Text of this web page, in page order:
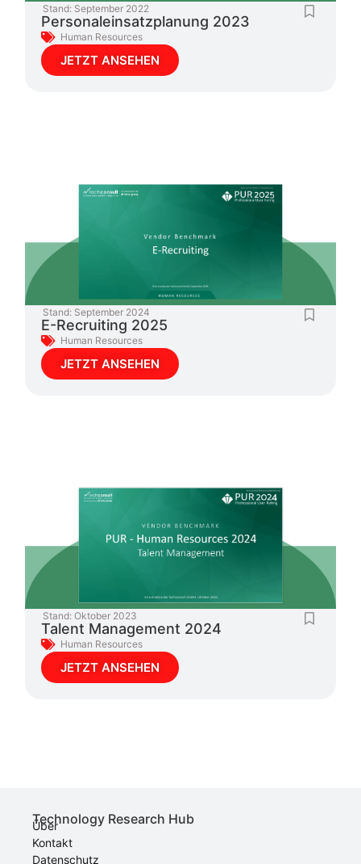
Stand: September 2022
Personaleinsatzplanung 2023
Human Resources
JETZT ANSEHEN
Stand: September 2024
E-Recruiting 2025
Human Resources
JETZT ANSEHEN
Stand: Oktober 2023
Talent Management 2024
Human Resources
JETZT ANSEHEN
Technology Research Hub
Über
Kontakt
Datenschutz